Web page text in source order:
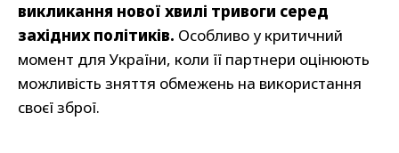
викликання нової хвилі тривоги серед
західних політиків. Особливо у критичний
момент для України, коли її партнери оцінюють
можливість зняття обмежень на використання
своєї зброї.